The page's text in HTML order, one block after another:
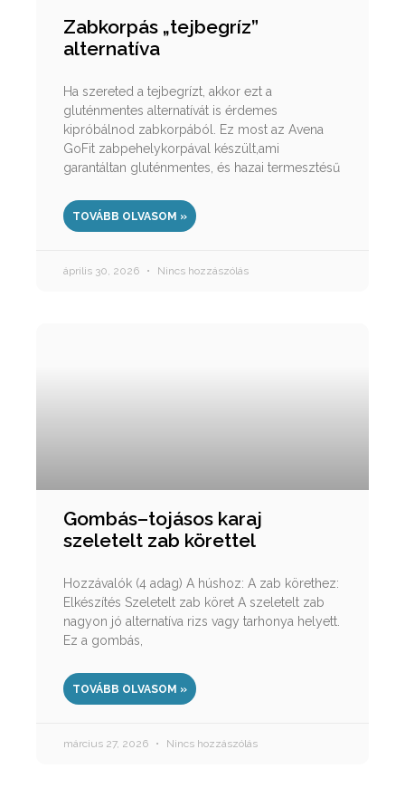
Zabkorpás „tejbegríz”
alternatíva
Ha szereted a tejbegrízt, akkor ezt a
gluténmentes alternatívát is érdemes
kipróbálnod zabkorpából. Ez most az Avena
GoFit zabpehelykorpával készült,ami
garantáltan gluténmentes, és hazai termesztésű
TOVÁBB OLVASOM »
április 30, 2026 Nincs hozzászólás
Gombás–tojásos karaj
szeletelt zab körettel
Hozzávalók (4 adag) A húshoz: A zab körethez:
Elkészítés Szeletelt zab köret A szeletelt zab
nagyon jó alternatíva rizs vagy tarhonya helyett.
Ez a gombás,
TOVÁBB OLVASOM »
március 27, 2026 Nincs hozzászólás